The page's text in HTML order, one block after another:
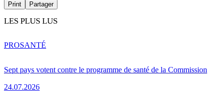
Print Partager
LES PLUS LUS
Sept pays votent contre le programme de santé de la Commission
24.07.2026
PROSANTÉ